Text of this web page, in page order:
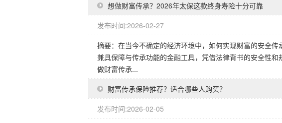
想做财富传承？2026年太保这款终身寿险十分可靠
发布时间:2026-02-27
摘要：在当今不确定的经济环境中，如何实现财富的安全
兼具保障与传承功能的金融工具，凭借法律背书的安全性
做财富传承...
财富传承保险推荐？适合哪些人购买？
发布时间:2026-02-05